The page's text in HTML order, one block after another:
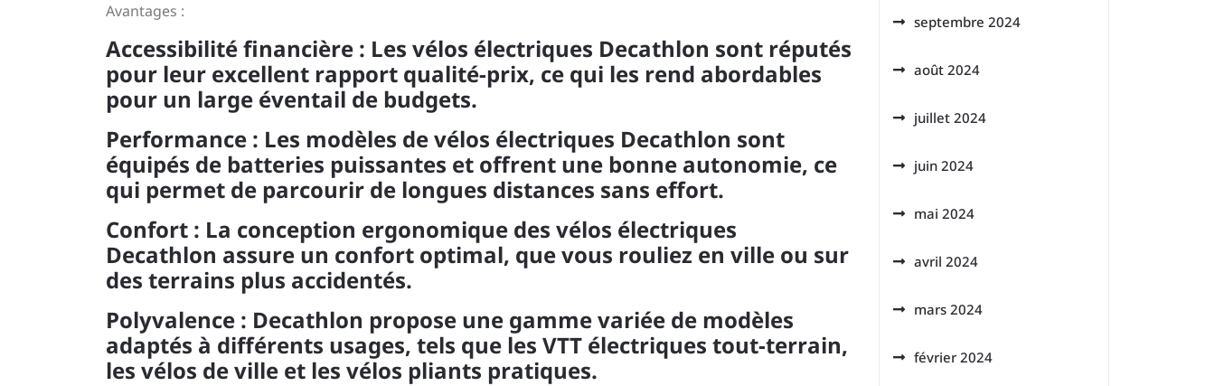
Avantages :
Accessibilité financière : Les vélos électriques Decathlon sont réputés
pour leur excellent rapport qualité-prix, ce qui les rend abordables
pour un large éventail de budgets.
Performance : Les modèles de vélos électriques Decathlon sont
équipés de batteries puissantes et offrent une bonne autonomie, ce
qui permet de parcourir de longues distances sans effort.
Confort : La conception ergonomique des vélos électriques
Decathlon assure un confort optimal, que vous rouliez en ville ou sur
des terrains plus accidentés.
Polyvalence : Decathlon propose une gamme variée de modèles
adaptés à différents usages, tels que les VTT électriques tout-terrain,
les vélos de ville et les vélos pliants pratiques.
septembre 2024
août 2024
juillet 2024
juin 2024
mai 2024
avril 2024
mars 2024
février 2024